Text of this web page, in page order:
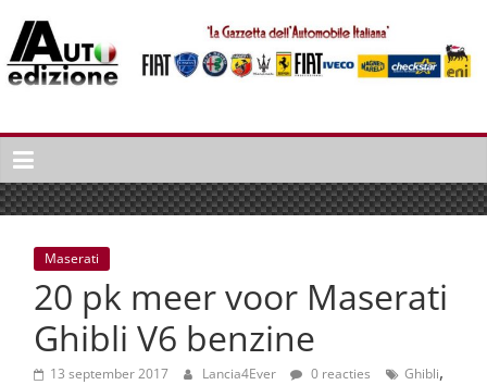
naar
inhoud
Auto
Edizione
La
Gazetta
dell'Automobile
Italiana
Italiaans
autonieuws
Maserati
20 pk meer voor Maserati
Ghibli V6 benzine
13 september 2017 Lancia4Ever 0 reacties Ghibli,